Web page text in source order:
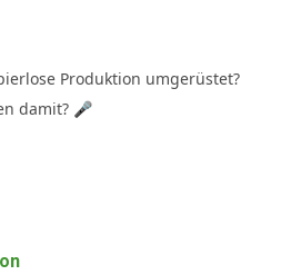
Produktion umgerüstet?
damit? 🎤